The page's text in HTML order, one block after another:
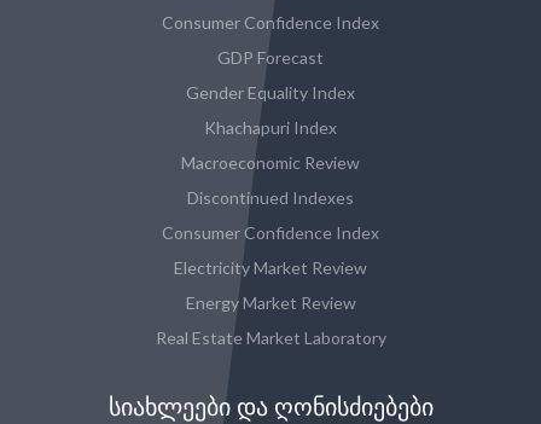
Consumer Confidence Index
GDP Forecast
Gender Equality Index
Khachapuri Index
Macroeconomic Review
Discontinued Indexes
Consumer Confidence Index
Electricity Market Review
Energy Market Review
Real Estate Market Laboratory
ᲡᲘᲐᲮᲚᲔᲔᲑᲘ ᲓᲐ ᲦᲝᲜᲘᲡᲫᲘᲔᲑᲔᲑᲘ